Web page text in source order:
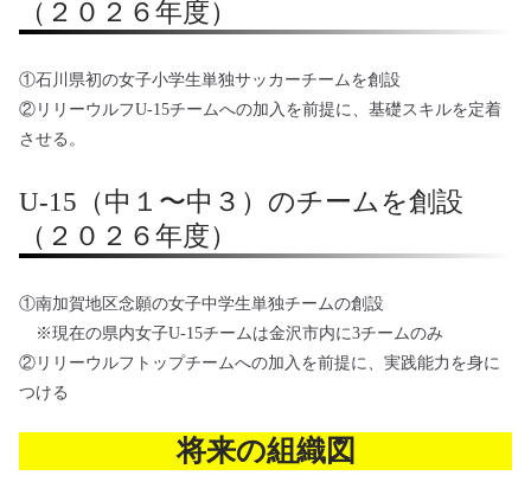
（２０２６年度）
①石川県初の女子小学生単独サッカーチームを創設
②リリーウルフU-15チームへの加入を前提に、基礎スキルを定着
させる。
U-15（中１〜中３）のチームを創設
（２０２６年度）
①南加賀地区念願の女子中学生単独チームの創設
※現在の県内女子U-15チームは金沢市内に3チームのみ
②リリーウルフトップチームへの加入を前提に、実践能力を身に
つける
将来の組織図